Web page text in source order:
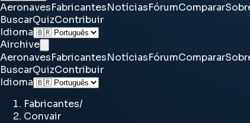
AeronavesFabricantesNotíciasFórumComparar
BuscarQuizContribuir
Idioma
Airchive
AeronavesFabricantesNotíciasFórumComparar
BuscarQuizContribuir
Idioma
Fabricantes/
Convair